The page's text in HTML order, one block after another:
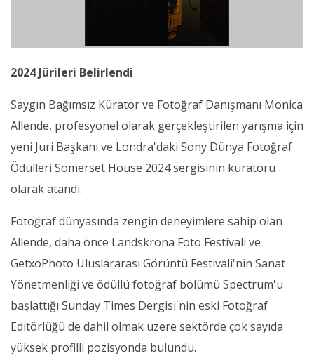
2024 Jürileri Belirlendi
Saygın Bağımsız Küratör ve Fotoğraf Danışmanı Monica
Allende, profesyonel olarak gerçekleştirilen yarışma için
yeni Jüri Başkanı ve Londra'daki Sony Dünya Fotoğraf
Ödülleri Somerset House 2024 sergisinin küratörü
olarak atandı.
Fotoğraf dünyasında zengin deneyimlere sahip olan
Allende, daha önce Landskrona Foto Festivali ve
GetxoPhoto Uluslararası Görüntü Festivali'nin Sanat
Yönetmenliği ve ödüllü fotoğraf bölümü Spectrum'u
başlattığı Sunday Times Dergisi'nin eski Fotoğraf
Editörlüğü de dahil olmak üzere sektörde çok sayıda
yüksek profilli pozisyonda bulundu.